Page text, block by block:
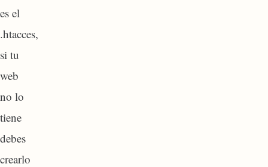
es el
.htacces,
si tu
web
no lo
tiene
debes
crearlo